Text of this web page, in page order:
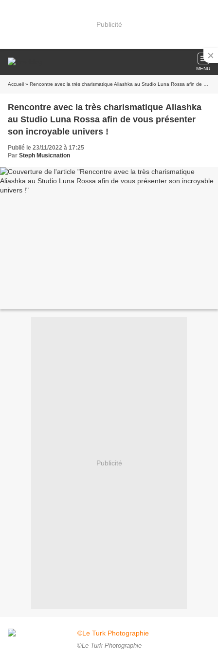
Publicité
MENU
Accueil » Rencontre avec la très charismatique Aliashka au Studio Luna Rossa afin de vous présenter son incroyable univers !
Rencontre avec la très charismatique Aliashka
au Studio Luna Rossa afin de vous présenter
son incroyable univers !
Publié le 23/11/2022 à 17:25
Par Steph Musicnation
Publicité
©Le Turk Photographie